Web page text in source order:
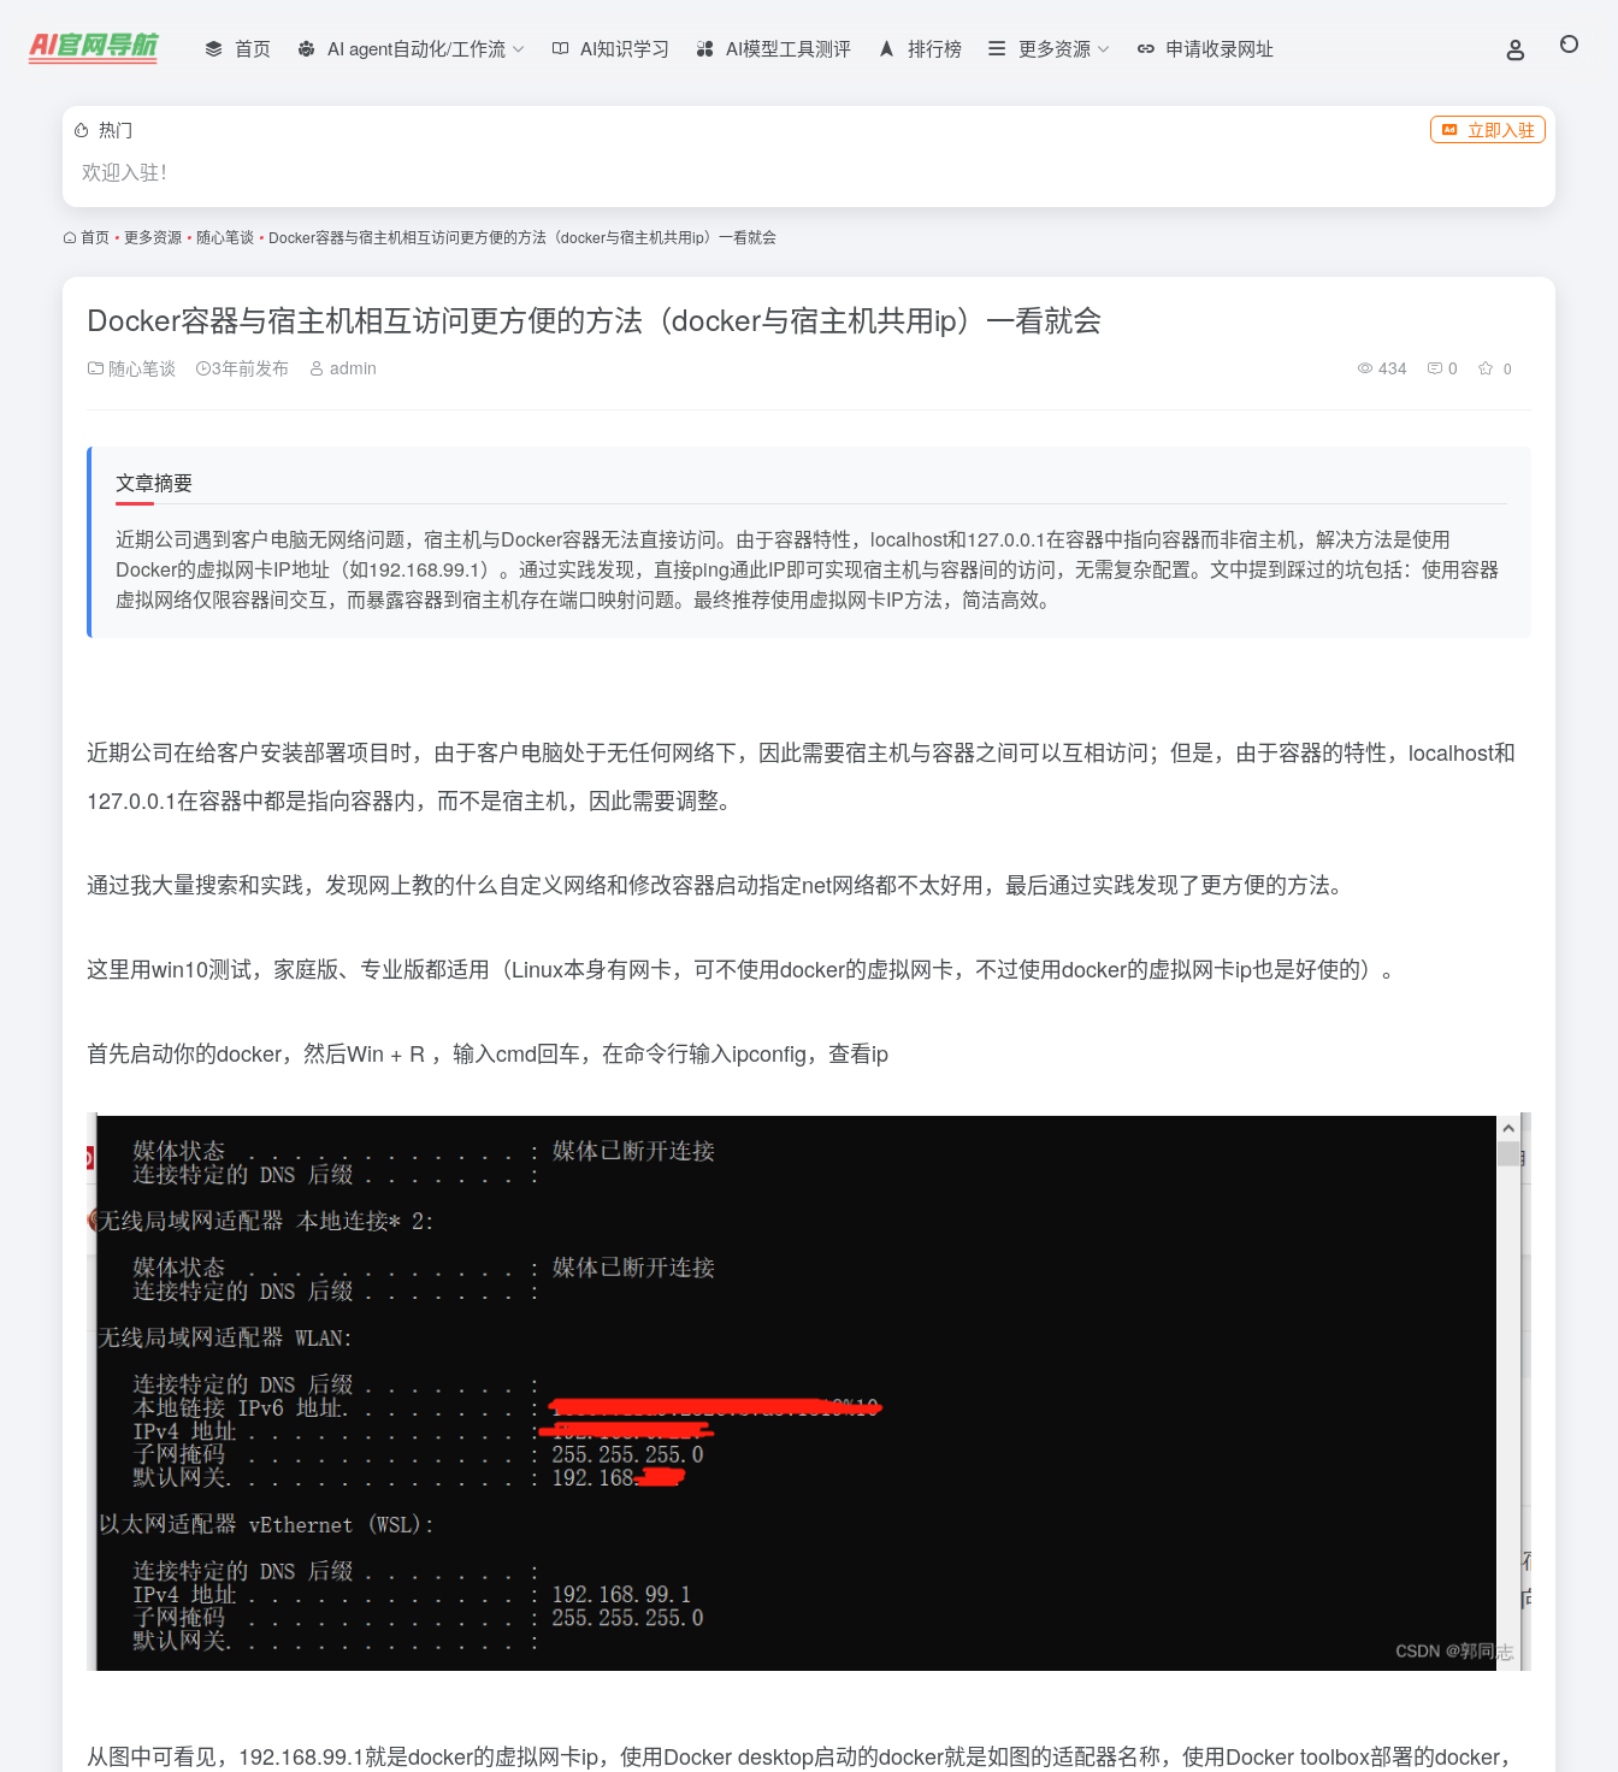
首页 AI agent自动化/工作流 AI知识学习 AI模型工具测评 排行榜 更多资源 申请收录网址
热门 立即入驻
欢迎入驻！
首页 • 更多资源 • 随心笔谈 • Docker容器与宿主机相互访问更方便的方法（docker与宿主机共用ip）一看就会
Docker容器与宿主机相互访问更方便的方法（docker与宿主机共用ip）一看就会
随心笔谈 3年前发布 admin 434 0 0
文章摘要
近期公司遇到客户电脑无网络问题，宿主机与Docker容器无法直接访问。由于容器特性，localhost和127.0.0.1在容器中指向容器而非宿主机，解决方法是使用
Docker的虚拟网卡IP地址（如192.168.99.1）。通过实践发现，直接ping通此IP即可实现宿主机与容器间的访问，无需复杂配置。文中提到踩过的坑包括：使用容器
虚拟网络仅限容器间交互，而暴露容器到宿主机存在端口映射问题。最终推荐使用虚拟网卡IP方法，简洁高效。
近期公司在给客户安装部署项目时，由于客户电脑处于无任何网络下，因此需要宿主机与容器之间可以互相访问；但是，由于容器的特性，localhost和
127.0.0.1在容器中都是指向容器内，而不是宿主机，因此需要调整。
通过我大量搜索和实践，发现网上教的什么自定义网络和修改容器启动指定net网络都不太好用，最后通过实践发现了更方便的方法。
这里用win10测试，家庭版、专业版都适用（Linux本身有网卡，可不使用docker的虚拟网卡，不过使用docker的虚拟网卡ip也是好使的）。
首先启动你的docker，然后Win + R ，输入cmd回车，在命令行输入ipconfig，查看ip
从图中可看见，192.168.99.1就是docker的虚拟网卡ip，使用Docker desktop启动的docker就是如图的适配器名称，使用Docker toolbox部署的docker，